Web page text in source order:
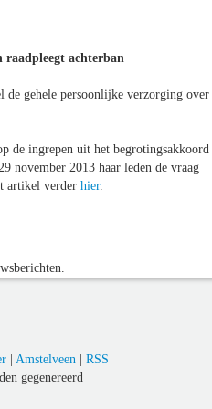
raadpleegt achterban
de gehele persoonlijke verzorging over
de ingrepen uit het begrotingsakkoord
november 2013 haar leden de vraag
artikel verder hier.
| Amstelveen | RSS
gegenereerd